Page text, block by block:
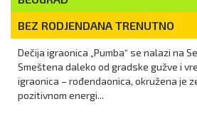
BEZ RODJENDANA TRENUTNO
Dečija igraonica „Pumba“ se nalazi na
Smeštena daleko od gradske gužve i
igraonica – rođendaonica, okružena je
pozitivnom energi...